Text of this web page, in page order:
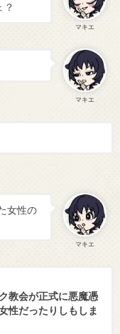
マキエ
？
マキエ
マキエ
女性の
教会が正式に悪魔憑
性だったりしもしま